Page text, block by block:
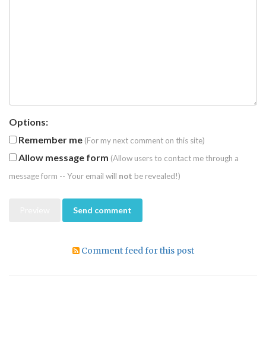
Options:
Remember me (For my next comment on this site)
Allow message form (Allow users to contact me through a
message form -- Your email will not be revealed!)
Comment feed for this post